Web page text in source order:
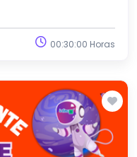
00:30:00 Horas